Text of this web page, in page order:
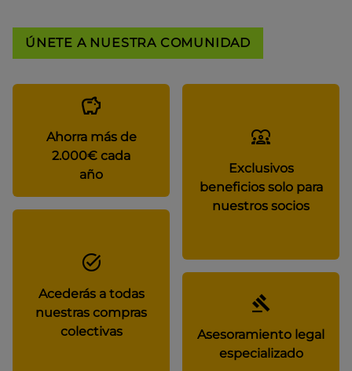
ÚNETE A NUESTRA COMUNIDAD
Ahorra más de
2.000€ cada
año
Exclusivos
beneficios solo para
nuestros socios
Acederás a todas
nuestras compras
colectivas
Asesoramiento legal
especializado